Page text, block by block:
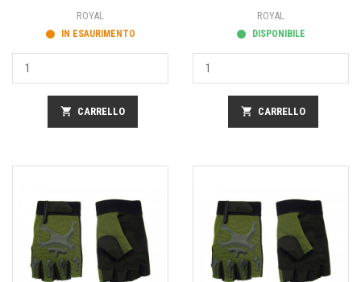
ROYAL
IN ESAURIMENTO
shopping_cart CARRELLO
ROYAL
DISPONIBILE
shopping_cart CARRELLO